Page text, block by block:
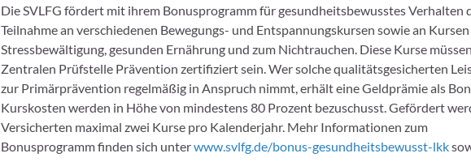
Die SVLFG fördert mit ihrem Bonusprogramm für gesundheitsbewusstes Verhalten
Teilnahme an verschiedenen Bewegungs- und Entspannungskursen sowie an
Stressbewältigung, gesunden Ernährung und zum Nichtrauchen. Diese Kurse
Zentralen Prüfstelle Prävention zertifiziert sein. Wer solche qualitätsgesicherten
zur Primärprävention regelmäßig in Anspruch nimmt, erhält eine Geldprämie als
Kurskosten werden in Höhe von mindestens 80 Prozent bezuschusst. Gefördert
Versicherten maximal zwei Kurse pro Kalenderjahr. Mehr Informationen zum
Bonusprogramm finden sich unterwww.svlfg.de/bonus-gesundheitsbewusst-lkk